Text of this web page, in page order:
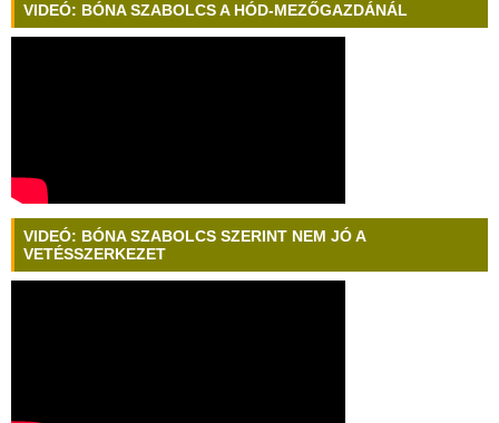
VIDEÓ: BÓNA SZABOLCS A HÓD-MEZŐGAZDÁNÁL
VIDEÓ: BÓNA SZABOLCS SZERINT NEM JÓ A
VETÉSSZERKEZET